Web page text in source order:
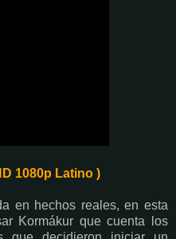
1080p Latino )
en hechos reales, en esta
Kormákur que cuenta los